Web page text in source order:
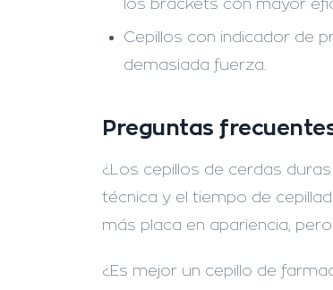
los brackets con mayor
Cepillos con indicador de
demasiada fuerza.
Preguntas
¿Los cepillos de cerdas
técnica y el tiempo de
más placa en apariencia,
¿Es mejor un cepillo de